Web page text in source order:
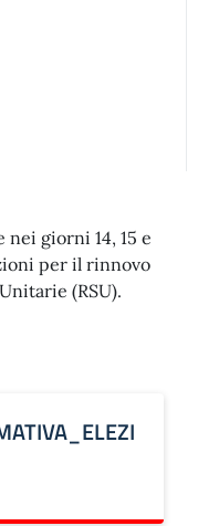
giorni 14, 15 e
per il rinnovo
(RSU).